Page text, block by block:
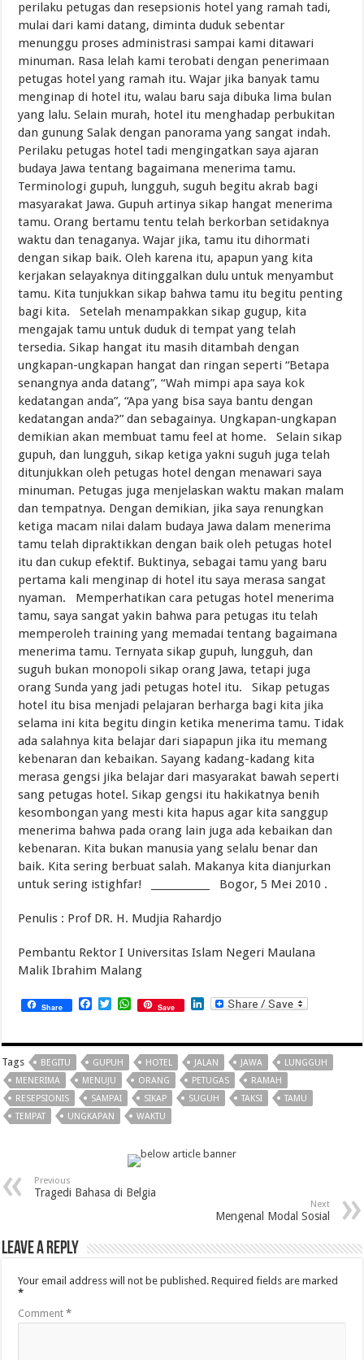
perilaku petugas dan resepsionis hotel yang ramah tadi,
mulai dari kami datang, diminta duduk sebentar
menunggu proses administrasi sampai kami ditawari
minuman. Rasa lelah kami terobati dengan penerimaan
petugas hotel yang ramah itu. Wajar jika banyak tamu
menginap di hotel itu, walau baru saja dibuka lima bulan
yang lalu. Selain murah, hotel itu menghadap perbukitan
dan gunung Salak dengan panorama yang sangat indah.
Perilaku petugas hotel tadi mengingatkan saya ajaran
budaya Jawa tentang bagaimana menerima tamu.
Terminologi gupuh, lungguh, suguh begitu akrab bagi
masyarakat Jawa. Gupuh artinya sikap hangat menerima
tamu. Orang bertamu tentu telah berkorban setidaknya
waktu dan tenaganya. Wajar jika, tamu itu dihormati
dengan sikap baik. Oleh karena itu, apapun yang kita
kerjakan selayaknya ditinggalkan dulu untuk menyambut
tamu. Kita tunjukkan sikap bahwa tamu itu begitu penting
bagi kita. Setelah menampakkan sikap gugup, kita
mengajak tamu untuk duduk di tempat yang telah
tersedia. Sikap hangat itu masih ditambah dengan
ungkapan-ungkapan hangat dan ringan seperti “Betapa
senangnya anda datang”, “Wah mimpi apa saya kok
kedatangan anda”, “Apa yang bisa saya bantu dengan
kedatangan anda?” dan sebagainya. Ungkapan-ungkapan
demikian akan membuat tamu feel at home. Selain sikap
gupuh, dan lungguh, sikap ketiga yakni suguh juga telah
ditunjukkan oleh petugas hotel dengan menawari saya
minuman. Petugas juga menjelaskan waktu makan malam
dan tempatnya. Dengan demikian, jika saya renungkan
ketiga macam nilai dalam budaya Jawa dalam menerima
tamu telah dipraktikkan dengan baik oleh petugas hotel
itu dan cukup efektif. Buktinya, sebagai tamu yang baru
pertama kali menginap di hotel itu saya merasa sangat
nyaman. Memperhatikan cara petugas hotel menerima
tamu, saya sangat yakin bahwa para petugas itu telah
memperoleh training yang memadai tentang bagaimana
menerima tamu. Ternyata sikap gupuh, lungguh, dan
suguh bukan monopoli sikap orang Jawa, tetapi juga
orang Sunda yang jadi petugas hotel itu. Sikap petugas
hotel itu bisa menjadi pelajaran berharga bagi kita jika
selama ini kita begitu dingin ketika menerima tamu. Tidak
ada salahnya kita belajar dari siapapun jika itu memang
kebenaran dan kebaikan. Sayang kadang-kadang kita
merasa gengsi jika belajar dari masyarakat bawah seperti
sang petugas hotel. Sikap gengsi itu hakikatnya benih
kesombongan yang mesti kita hapus agar kita sanggup
menerima bahwa pada orang lain juga ada kebaikan dan
kebenaran. Kita bukan manusia yang selalu benar dan
baik. Kita sering berbuat salah. Makanya kita dianjurkan
untuk sering istighfar! ____________ Bogor, 5 Mei 2010 .
Penulis : Prof DR. H. Mudjia Rahardjo
Pembantu Rektor I Universitas Islam Negeri Maulana
Malik Ibrahim Malang
Share Facebook
TwitterWhatsApp
Save LinkedIn
Tags BEGITU GUPUH HOTEL JALAN JAWA
LUNGGUH
MENERIMA
MENUJU ORANG PETUGAS
RAMAH
RESEPSIONIS
SAMPAI SIKAP SUGUH TAKSI
TAMU
TEMPAT
UNGKAPAN WAKTU
Previous
Tragedi Bahasa di Belgia
Next
Mengenal Modal Sosial
Leave a Reply
Your email address will not be published. Required fields are marked
*
Comment*